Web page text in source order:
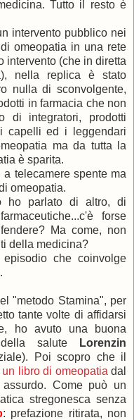
Tutto il resto è
intervento pubblico nei
omeopatia in una rete
intervento (che in diretta
nella replica è stato
nulla di sconvolgente,
in farmacia che non
di integratori, prodotti
capelli ed i leggendari
ma da tutta la
è sparita.
a telecamere spente ma
omeopatia.
ho parlato di altro, di
forse
Ma come, non
della medicina?
che coinvolge
"metodo Stamina", per
tante volte di affidarsi
ho avuto una buona
della salute
Lorenzin
Poi scopro che il
libro di omeopatia dal
Come può un
stregonesca senza
: prefazione ritirata, non